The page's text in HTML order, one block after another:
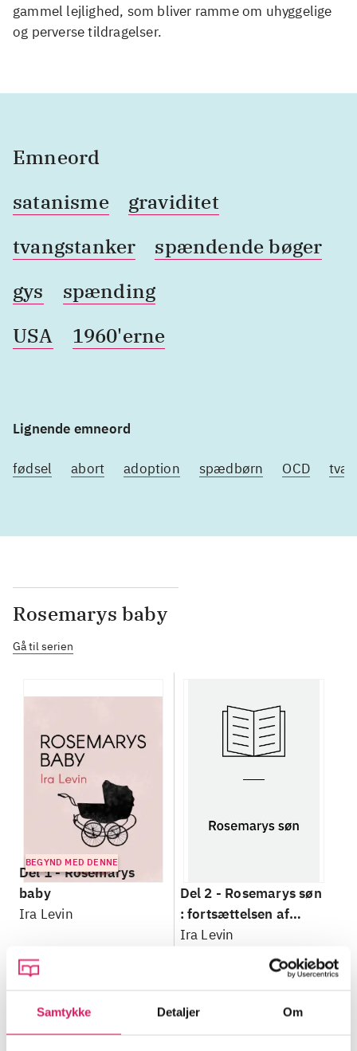
Samtykke Detaljer Om
gammel lejlighed, som bliver ramme om uhyggelige
og perverse tildragelser.
Emneord
satanisme
graviditet
tvangstanker
spændende bøger
gys
spænding
USA
1960'erne
Lignende emneord
fødsel abort adoption spædbørn OCD
Rosemarys baby
Gå til serien
BEGYND MED DENNE
Del 1 -Rosemarys
baby
Ira Levin
Del 2 - Rosemarys søn
: fortsættelsen af
Rosemarys baby
Ira Levin
Minder om